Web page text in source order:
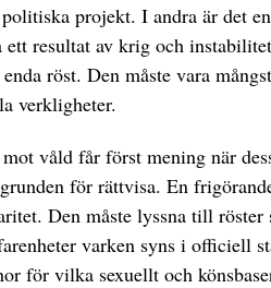
projekt. I andra är det
ett resultat av krig och
röst. Den måste vara
verkligheter.
våld får först mening när
för rättvisa. En
Den måste lyssna till
varken syns i officiell
för vilka sexuellt och